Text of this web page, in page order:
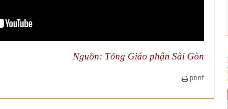
Nguồn: Tổng Giáo phận Sài Gòn
print